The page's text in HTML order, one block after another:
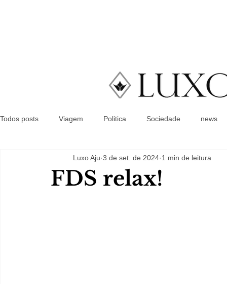
Todos posts Viagem Politica Sociedade news
FDS relax!
Luxo Aju 3 de set. de 2024 1 min de leitura